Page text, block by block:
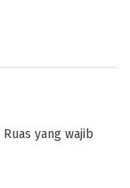
Ruas yang wajib